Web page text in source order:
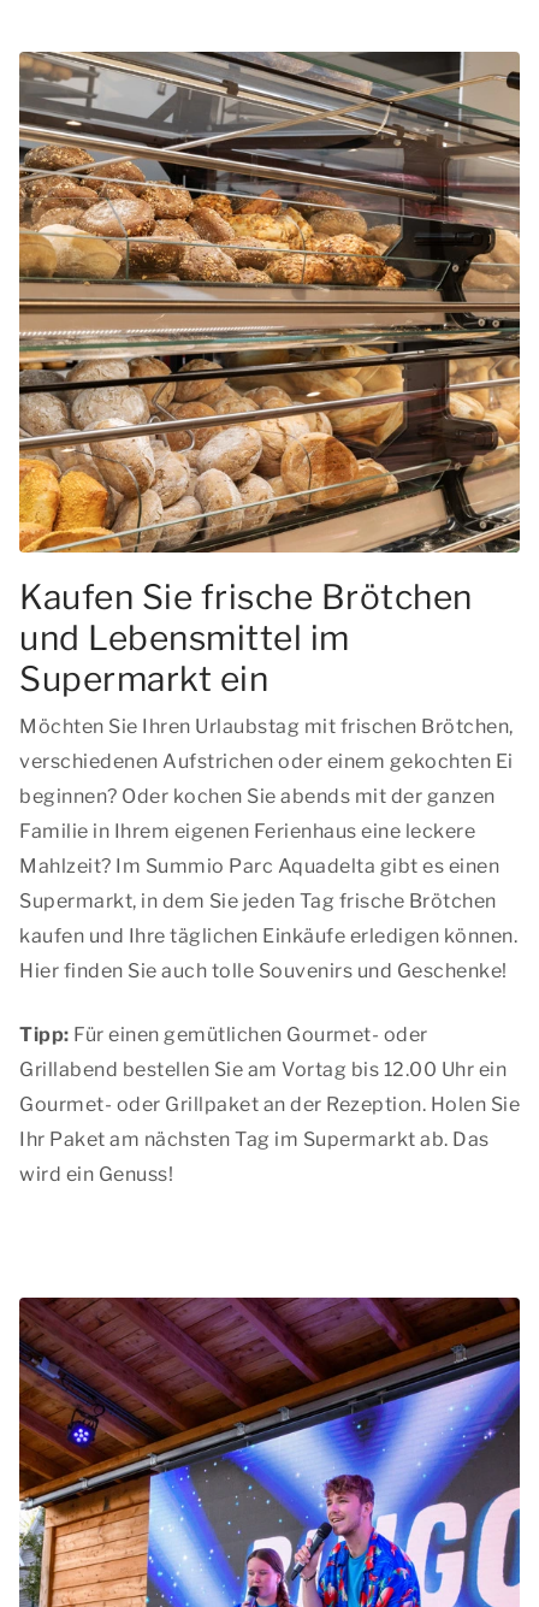
Kaufen Sie frische Brötchen
und Lebensmittel im
Supermarkt ein
Möchten Sie Ihren Urlaubstag mit frischen Brötchen,
verschiedenen Aufstrichen oder einem gekochten Ei
beginnen? Oder kochen Sie abends mit der ganzen
Familie in Ihrem eigenen Ferienhaus eine leckere
Mahlzeit? Im Summio Parc Aquadelta gibt es einen
Supermarkt, in dem Sie jeden Tag frische Brötchen
kaufen und Ihre täglichen Einkäufe erledigen können.
Hier finden Sie auch tolle Souvenirs und Geschenke!
Tipp: Für einen gemütlichen Gourmet- oder
Grillabend bestellen Sie am Vortag bis 12.00 Uhr ein
Gourmet- oder Grillpaket an der Rezeption. Holen Sie
Ihr Paket am nächsten Tag im Supermarkt ab. Das
wird ein Genuss!